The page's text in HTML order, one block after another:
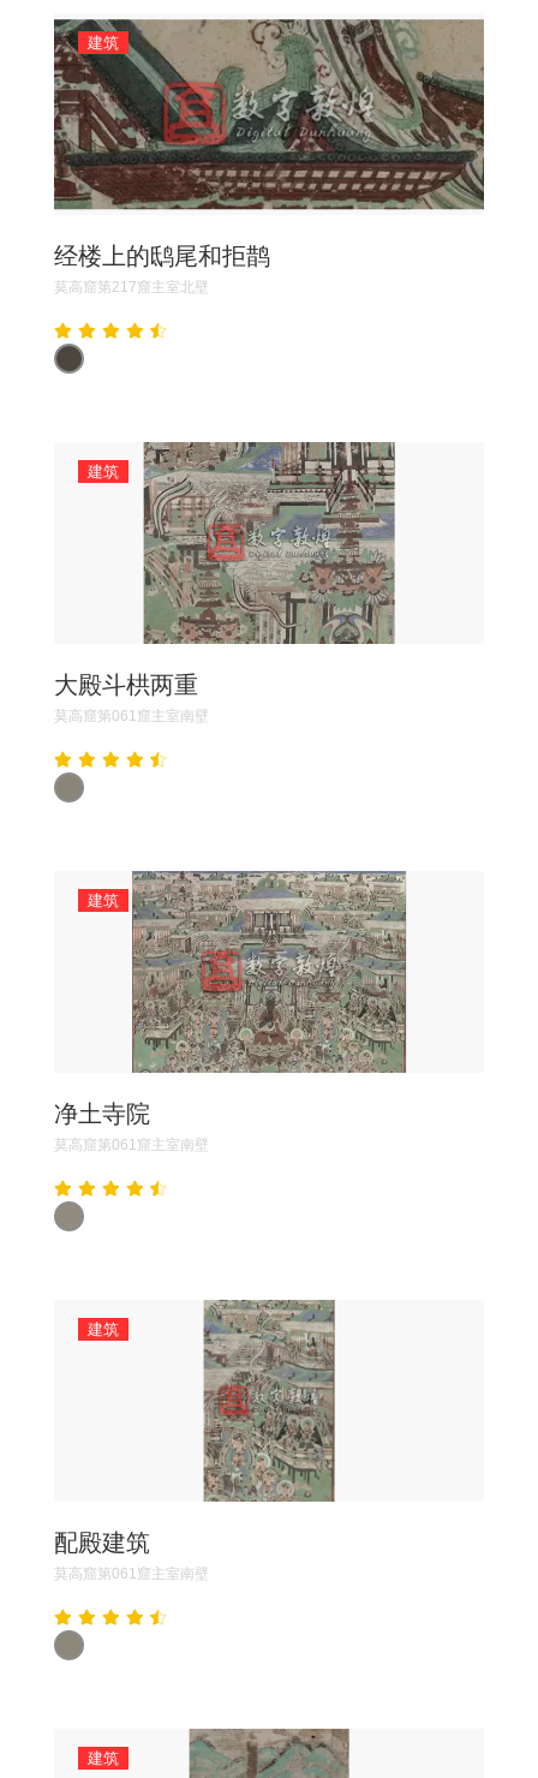
建筑
经楼上的鸱尾和拒鹊
莫高窟第217窟主室北壁
建筑
大殿斗栱两重
莫高窟第061窟主室南壁
建筑
净土寺院
莫高窟第061窟主室南壁
建筑
配殿建筑
莫高窟第061窟主室南壁
建筑